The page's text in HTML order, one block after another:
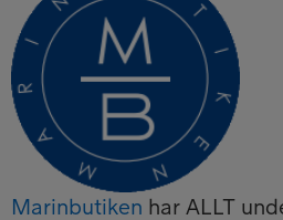
Marinbutiken har ALLT